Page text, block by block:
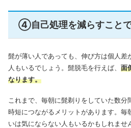
④自己処理を減らすこと
髭が薄い人であっても、伸び方は個人差
人もいるでしょう。 髭脱毛を行えば、 面
なります。
これまで、毎朝に髭剃りをしていた数
時短につながるメリットがあります。毎
いは気にならない人もいるかもしれませ